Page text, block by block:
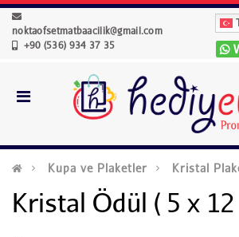
noktaofsetmatbaacilik@gmail.com
+90 (536) 934 37 35
Kupa ve Plaketler Kristal
Kristal Ödül ( 5 x